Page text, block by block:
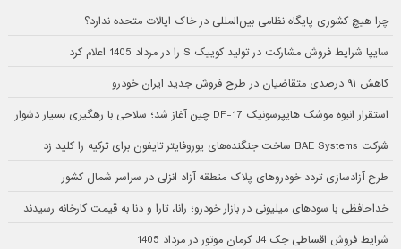
چرا هیچ کشوری پایگاه نظامی بین‌المللی در خاک ایالات متحده ندارد؟
سایپا شرایط فروش مشارکت در تولید کوییک S را در مرداد 1405 اعلام کرد
کاهش ۹۱ درصدی متقاضیان در طرح فروش جدید ایران خودرو
استقرار انبوه موشک هایپرسونیک DF-17 چین آغاز شد؛ سلاحی با رهگیری بسیار دشوار
شرکت BAE Systems ساخت جنگنده‌های یوروفایتر تایفون برای ترکیه را کلید زد
طرح آزادسازی تردد خودروهای پلاک منطقه آزاد انزلی در سراسر شمال کشور
خداحافظی با سودهای میلیونی در بازار خودرو؛ رانا، تارا و دنا به قیمت کارخانه رسیدند
شرایط فروش اقساطی جک J4 کرمان موتور در مرداد 1405